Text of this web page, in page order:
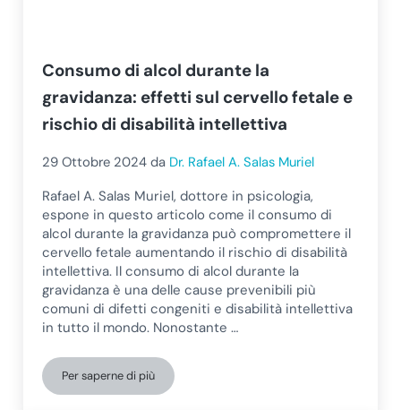
Consumo di alcol durante la
gravidanza: effetti sul cervello fetale e
rischio di disabilità intellettiva
29 Ottobre 2024 da Dr. Rafael A. Salas Muriel
Rafael A. Salas Muriel, dottore in psicologia,
espone in questo articolo come il consumo di
alcol durante la gravidanza può compromettere il
cervello fetale aumentando il rischio di disabilità
intellettiva. Il consumo di alcol durante la
gravidanza è una delle cause prevenibili più
comuni di difetti congeniti e disabilità intellettiva
in tutto il mondo. Nonostante …
Per saperne di piùConsumo di alcol durante la gravidanza: effetti sul